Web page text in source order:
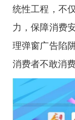
统性工程，不
力，保障消费
理弹窗广告陷
消费者不敢消